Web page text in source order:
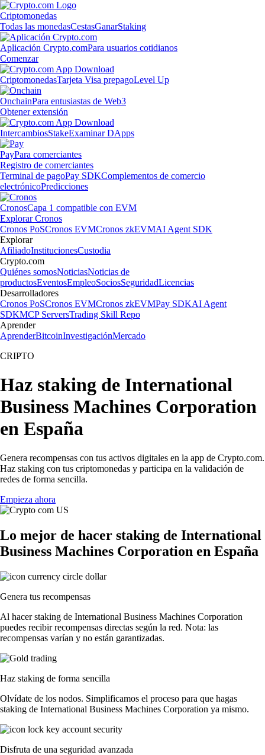
Criptomonedas
Todas las monedasCestasGanarStaking
Aplicación Crypto.comPara usuarios cotidianos
Comenzar
CriptomonedasTarjeta Visa prepagoLevel Up
OnchainPara entusiastas de Web3
Obtener extensión
IntercambiosStakeExaminar DApps
PayPara comerciantes
Registro de comerciantes
Terminal de pagoPay SDKComplementos de comercio
electrónicoPredicciones
CronosCapa 1 compatible con EVM
Explorar Cronos
Cronos PoSCronos EVMCronos zkEVMAI Agent SDK
Explorar
AfiliadoInstitucionesCustodia
Crypto.com
Quiénes somosNoticiasNoticias de
productosEventosEmpleoSociosSeguridadLicencias
Desarrolladores
Cronos PoSCronos EVMCronos zkEVMPay SDKAI Agent
SDKMCP ServersTrading Skill Repo
Aprender
AprenderBitcoinInvestigaciónMercado
CRIPTO
Haz staking de International
Business Machines Corporation
en España
Genera recompensas con tus activos digitales en la app de Crypto.com.
Haz staking con tus criptomonedas y participa en la validación de
redes de forma sencilla.
Empieza ahora
Lo mejor de hacer staking de International
Business Machines Corporation en España
Genera tus recompensas
Al hacer staking de International Business Machines Corporation
puedes recibir recompensas directas según la red. Nota: las
recompensas varían y no están garantizadas.
Haz staking de forma sencilla
Olvídate de los nodos. Simplificamos el proceso para que hagas
staking de International Business Machines Corporation ya mismo.
Disfruta de una seguridad avanzada